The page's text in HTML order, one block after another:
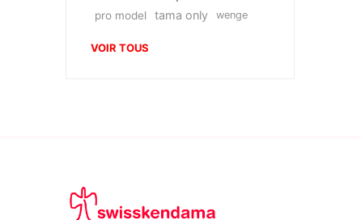
pro model
tama only wenge
VOIR TOUS